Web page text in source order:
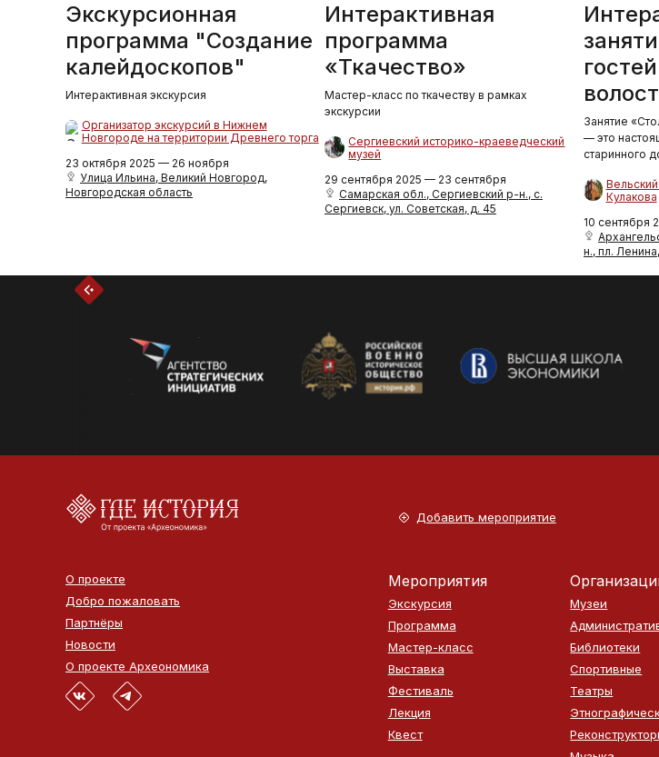
Экскурсионная
программа "Создание
калейдоскопов"
Интерактивная экскурсия
Организатор экскурсий в Нижнем
Новгороде на территории Древнего торга
23 октября 2025 — 26 ноября
Улица Ильина, Великий Новгород,
Новгородская область
Интерактивная
программа
«Ткачество»
Мастер-класс по ткачеству в рамках
экскурсии
Сергиевский историко-краеведческий
музей
29 сентября 2025 — 23 сентября
Самарская обл., Сергиевский р-н., с.
Сергиевск, ул. Советская, д. 45
Занятие
— это
старинного
Кулакова
10 сентября
н., пл.
Добавить мероприятие
О проекте
Добро пожаловать
Партнёры
Новости
О проекте Археономика
Мероприятия
Экскурсия
Программа
Мастер-класс
Выставка
Фестиваль
Лекция
Квест
Музеи
Библиотеки
Спортивные
Театры